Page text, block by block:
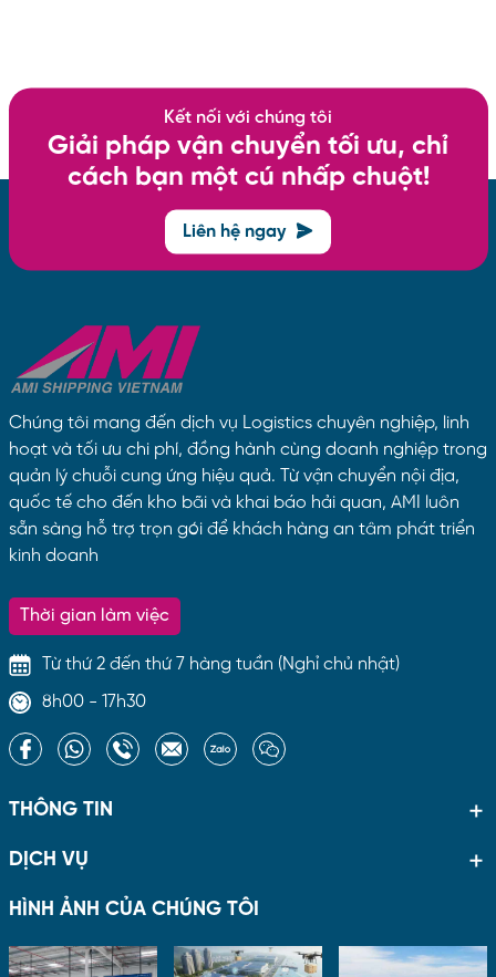
không cần kho...
Kết nối với chúng tôi
Giải pháp vận chuyển tối ưu, chỉ
cách bạn một cú nhấp chuột!
Liên hệ ngay
Chúng tôi mang đến dịch vụ Logistics chuyên nghiệp, linh
hoạt và tối ưu chi phí, đồng hành cùng doanh nghiệp trong
quản lý chuỗi cung ứng hiệu quả. Từ vận chuyển nội địa,
quốc tế cho đến kho bãi và khai báo hải quan, AMI luôn
sẵn sàng hỗ trợ trọn gói để khách hàng an tâm phát triển
kinh doanh
Thời gian làm việc
Từ thứ 2 đến thứ 7 hàng tuần (Nghỉ chủ nhật)
8h00 - 17h30
THÔNG TIN
DỊCH VỤ
HÌNH ẢNH CỦA CHÚNG TÔI